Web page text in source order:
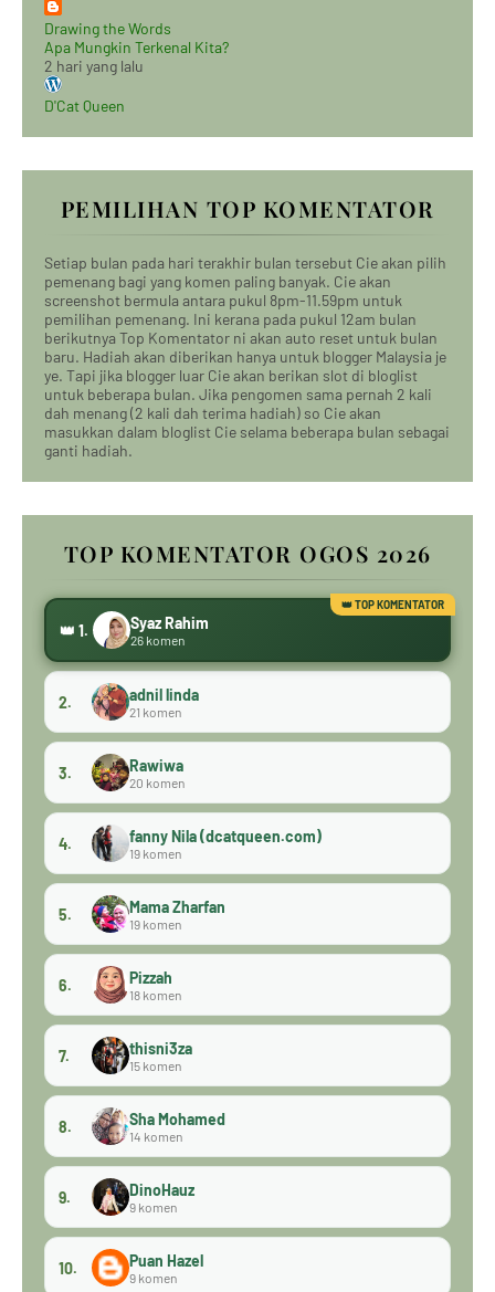
Drawing the Words
Apa Mungkin Terkenal Kita?
2 hari yang lalu
D'Cat Queen
PEMILIHAN TOP KOMENTATOR
Setiap bulan pada hari terakhir bulan tersebut Cie akan pilih
pemenang bagi yang komen paling banyak. Cie akan
screenshot bermula antara pukul 8pm-11.59pm untuk
pemilihan pemenang. Ini kerana pada pukul 12am bulan
berikutnya Top Komentator ni akan auto reset untuk bulan
baru. Hadiah akan diberikan hanya untuk blogger Malaysia je
ye. Tapi jika blogger luar Cie akan berikan slot di bloglist
untuk beberapa bulan. Jika pengomen sama pernah 2 kali
dah menang (2 kali dah terima hadiah) so Cie akan
masukkan dalam bloglist Cie selama beberapa bulan sebagai
ganti hadiah.
TOP KOMENTATOR OGOS 2026
👑 1. Syaz Rahim
26 komen
2. adnil linda
21 komen
3. Rawiwa
20 komen
4. fanny Nila (dcatqueen.com)
19 komen
5. Mama Zharfan
19 komen
6. Pizzah
18 komen
7. thisni3za
15 komen
8. Sha Mohamed
14 komen
9. DinoHauz
9 komen
10. Puan Hazel
9 komen